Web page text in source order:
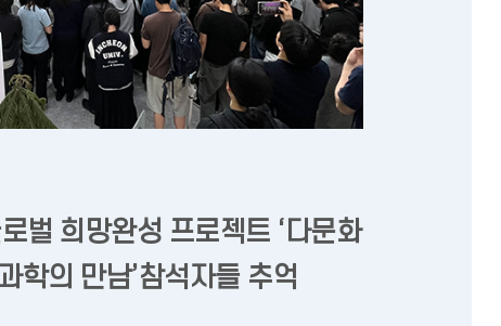
벌 희망완성 프로젝트 ‘다문화
학의 만남’참석자들 추억